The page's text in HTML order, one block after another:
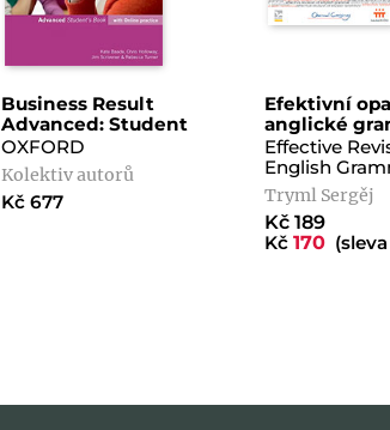
Business Result
Advanced: Student
OXFORD
Kolektiv autorů
Kč 677
Efektivní
anglické
Effective
English
Tryml Sergěj
Kč 189
Kč170 (sleva